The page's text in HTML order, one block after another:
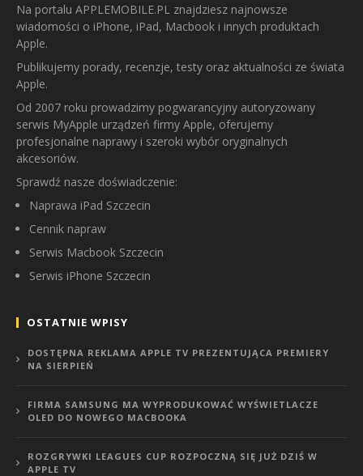
Na portalu APPLEMOBILE.PL znajdziesz najnowsze
wiadomości o iPhone, iPad, Macbook i innych produktach
Apple.
Publikujemy porady, recenzje, testy oraz aktualności ze świata
Apple.
Od 2007 roku prowadzimy pogwarancyjny autoryzowany
serwis MyApple urządzeń firmy Apple, oferujemy
profesjonalne naprawy i szeroki wybór oryginalnych
akcesoriów.
Sprawdź nasze doświadczenie:
Naprawa iPad Szczecin
Cennik napraw
Serwis Macbook Szczecin
Serwis iPhone Szczecin
OSTATNIE WPISY
DOSTĘPNA REKLAMA APPLE TV PREZENTUJĄCA PREMIERY
NA SIERPIEŃ
FIRMA SAMSUNG MA WYPRODUKOWAĆ WYŚWIETLACZE
OLED DO NOWEGO MACBOOKA
ROZGRYWKI LEAGUES CUP ROZPOCZNĄ SIĘ JUŻ DZIŚ W
APPLE TV